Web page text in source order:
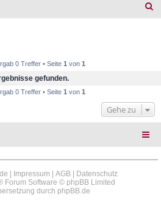
0 Treffer • Seite 1 von 1
gefunden.
0 Treffer • Seite 1 von 1
Gehe zu
| Impressum AGB|
Datenschutz
Forum Software © phpBB Limited
durch phpBB.de